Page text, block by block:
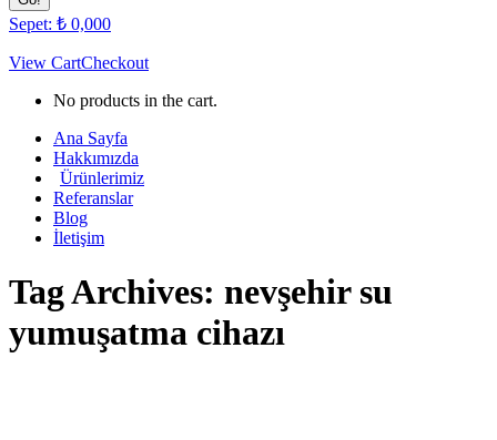
Sepet: ₺ 0,000
View CartCheckout
No products in the cart.
Ana Sayfa
Hakkımızda
Ürünlerimiz
Referanslar
Blog
İletişim
Tag Archives: nevşehir su
yumuşatma cihazı